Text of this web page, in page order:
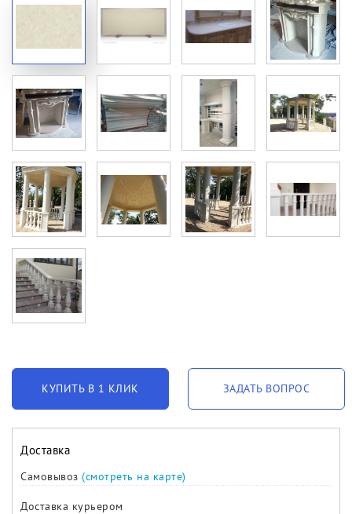
КУПИТЬ В 1 КЛИК ЗАДАТЬ ВОПРОС
Доставка
Самовывоз (смотреть на карте)
Доставка курьером